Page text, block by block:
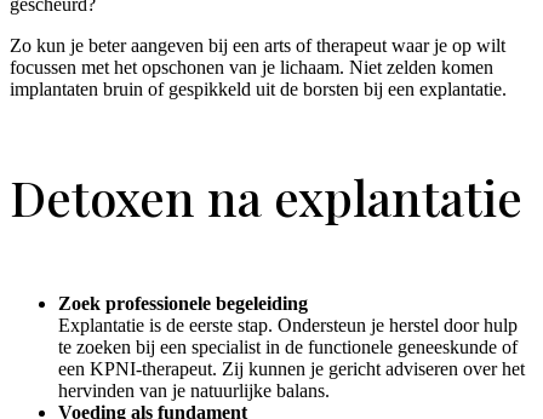
Zo kun je beter aangeven bij een arts of therapeut waar je op wilt
focussen met het opschonen van je lichaam. Niet zelden komen
implantaten bruin of gespikkeld uit de borsten bij een explantatie.
Detoxen na explantatie
Zoek professionele begeleiding
Explantatie is de eerste stap. Ondersteun je herstel door hulp
te zoeken bij een specialist in de functionele geneeskunde of
een KPNI-therapeut. Zij kunnen je gericht adviseren over het
hervinden van je natuurlijke balans.
Voeding als fundament